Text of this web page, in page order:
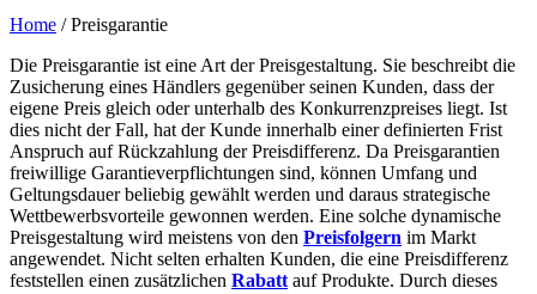
Home /Preisgarantie
Die Preisgarantie ist eine Art der Preisgestaltung. Sie beschreibt die
Zusicherung eines Händlers gegenüber seinen Kunden, dass der
eigene Preis gleich oder unterhalb des Konkurrenzpreises liegt. Ist
dies nicht der Fall, hat der Kunde innerhalb einer definierten Frist
Anspruch auf Rückzahlung der Preisdifferenz. Da Preisgarantien
freiwillige Garantieverpflichtungen sind, können Umfang und
Geltungsdauer beliebig gewählt werden und daraus strategische
Wettbewerbsvorteile gewonnen werden. Eine solche dynamische
Preisgestaltung wird meistens von den Preisfolgern im Markt
angewendet. Nicht selten erhalten Kunden, die eine Preisdifferenz
feststellen einen zusätzlichen Rabatt auf Produkte. Durch dieses